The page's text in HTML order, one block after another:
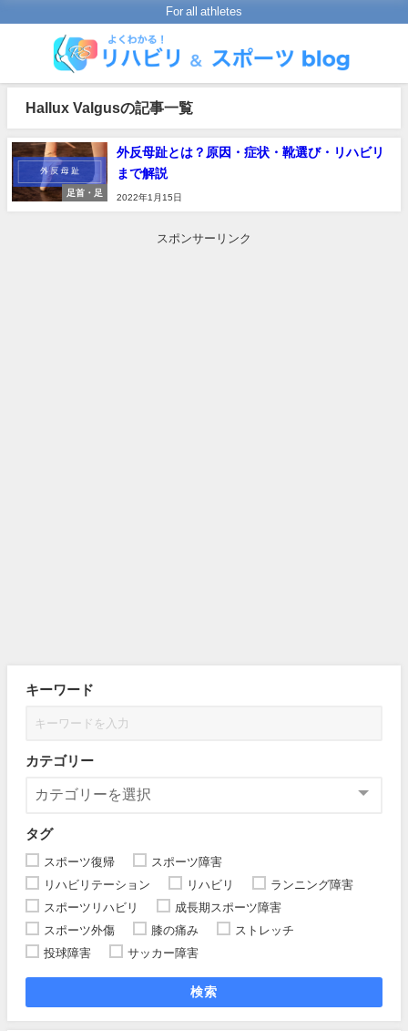
For all athletes
Hallux Valgusの記事一覧
足首・足
外反母趾とは？原因・症状・靴選び・リハビリ
まで解説
2022年1月15日
スポンサーリンク
キーワード
カテゴリー
タグ
スポーツ復帰
スポーツ障害
リハビリテーション
リハビリ
ランニング障害
スポーツリハビリ
成長期スポーツ障害
スポーツ外傷
膝の痛み
ストレッチ
投球障害
サッカー障害
検索